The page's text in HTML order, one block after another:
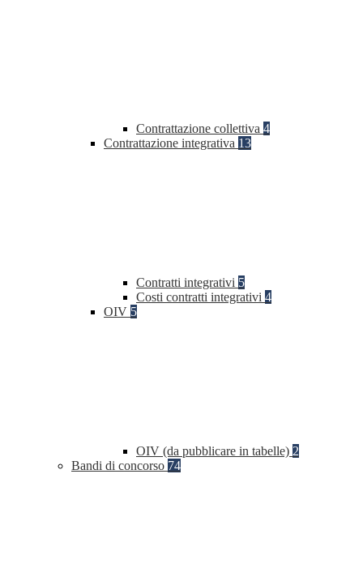
Contrattazione collettiva 4
Contrattazione integrativa 13
Contratti integrativi 5
Costi contratti integrativi 4
OIV 5
OIV (da pubblicare in tabelle) 2
Bandi di concorso 74